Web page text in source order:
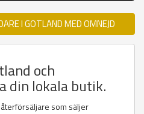
I GOTLAND MED OMNEJD
och
din lokala butik.
som säljer